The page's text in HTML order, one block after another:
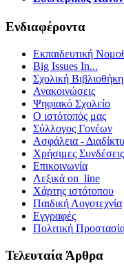
Ενδιαφέροντα
Εκπαιδευτική
Big Issues In...
Σχολική Βιβλιοθήκη
Ανακοινώσεις
Ψηφιακό Σχολείο
Ο ιστότοπός μας
Σύλλογος Γονέων
Ασφάλεια -
Χρήσιμες Συνδέσεις
Επικοινωνία
Λεξικά on_line
Χάρτης ιστότοπου
Παιδική Λογοτεχνία
Εγγραφές
Πολιτική
Τελευταία Άρθρα